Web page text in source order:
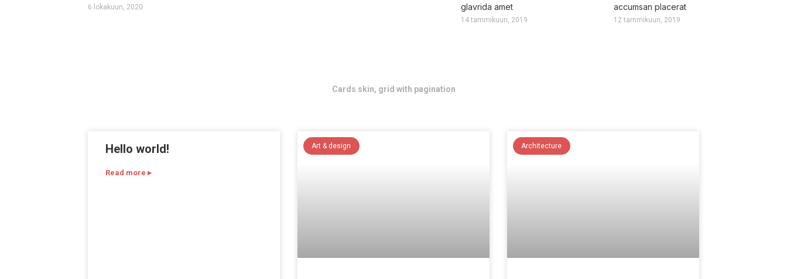
6 lokakuun, 2020
glavrida amet
14 tammikuun, 2019
accumsan placerat
12 tammikuun, 2019
Cards skin, grid with pagination
Hello world!
Read more ▸
Art & design Architecture